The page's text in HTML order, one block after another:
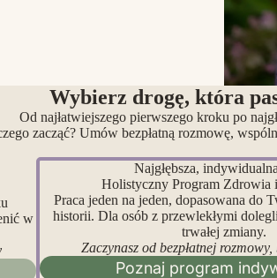
Wybierz drogę, która
Od najłatwiejszego pierwszego kroku po
zacząć? Umów bezpłatną rozmowę,
w
Najgłębsza,
Holistyczny Program Zdrowia
Praca jeden na jeden, dopasowana do
historii. Dla osób z przewlekłymi
trwałej zmiany.
Zaczynasz od bezpłatnej
Poznaj program